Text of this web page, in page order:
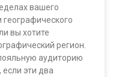
вашего
географического
вы хотите
регион.
аудиторию
эти два